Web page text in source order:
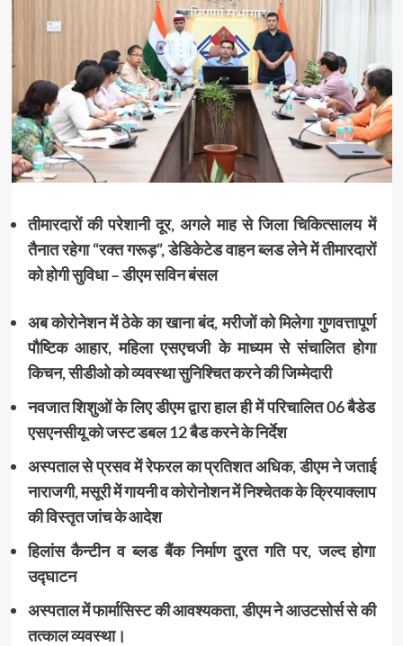
तीमारदारों की परेशानी दूर, अगले माह से जिला चिकित्सालय में
तैनात रहेगा “रक्त गरूड़”, डेडिकेटेड वाहन ब्लड लेने में तीमारदारों
को होगी सुविधा – डीएम सविन बंसल
अब कोरोनेशन में ठेके का खाना बंद, मरीजों को मिलेगा गुणवत्तापूर्ण
पौष्टिक आहार, महिला एसएचजी के माध्यम से संचालित होगा
किचन, सीडीओ को व्यवस्था सुनिश्चित करने की जिम्मेदारी
नवजात शिशुओं के लिए डीएम द्वारा हाल ही में परिचालित 06 बैडेड
एसएनसीयू को जस्ट डबल 12 बैड करने के निर्देश
अस्पताल से प्रसव में रेफरल का प्रतिशत अधिक, डीएम ने जताई
नाराजगी, मसूरी में गायनी व कोरोनोशन में निश्चेतक के क्रियाक्लाप
की विस्तृत जांच के आदेश
हिलांस कैन्टीन व ब्लड बैंक निर्माण दु्रत गति पर, जल्द होगा
उद्घाटन
अस्पताल में फार्मासिस्ट की आवश्यकता, डीएम ने आउटसोर्स से की
तत्काल व्यवस्था।